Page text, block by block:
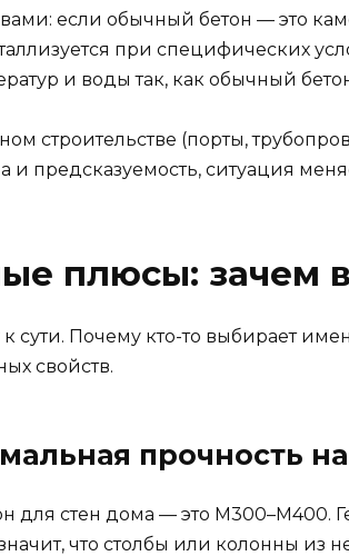
если обычный бетон — это
при специфических
и воды так, как обычный
строительстве (порты,
и предсказуемость, ситуация
плюсы: зачем
к сути. Почему кто-то выбирает
свойств.
прочность
для стен дома — это М300–М400.
что столбы или колонны из